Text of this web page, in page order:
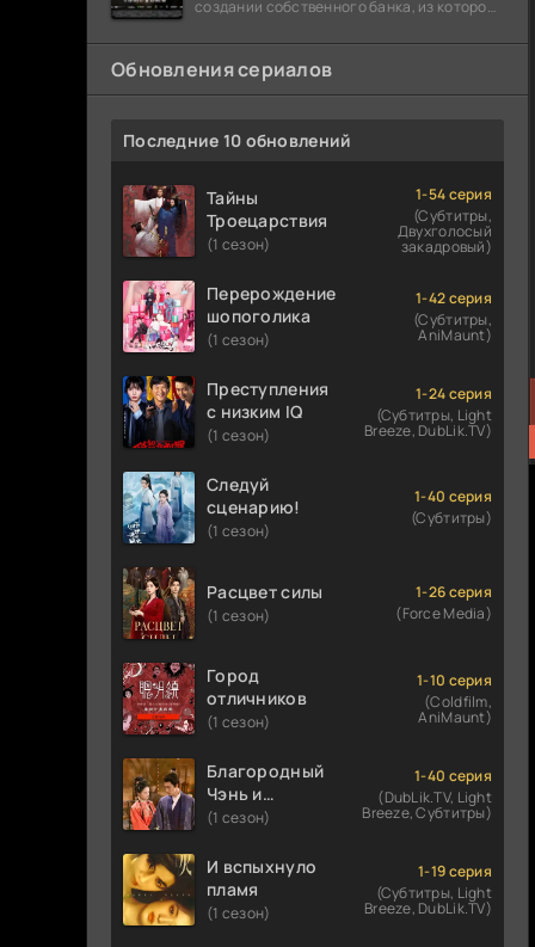
создании собственного банка, из которого
долларов. Однако,
Обновления сериалов
Последние 10 обновлений
Тайны
Троецарствия
(1 сезон)
1-54 серия
(Субтитры,
Двухголосый
закадровый)
Перерождение
шопоголика
(1 сезон)
1-42 серия
(Субтитры,
AniMaunt)
Преступления
с низким IQ
(1 сезон)
1-24 серия
(Субтитры, Light
Breeze, DubLik.TV)
Следуй
сценарию!
(1 сезон)
1-40 серия
(Субтитры)
Расцвет силы
(1 сезон)
1-26 серия
(Force Media)
Город
отличников
(1 сезон)
1-10 серия
(Coldfilm,
AniMaunt)
Благородный
Чэнь и
прекрасная
(1 сезон)
1-40 серия
(DubLik.TV, Light
Breeze, Субтитры)
И вспыхнуло
пламя
(1 сезон)
1-19 серия
(Субтитры, Light
Breeze, DubLik.TV)